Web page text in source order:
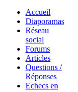
Accueil
Diaporamas
Réseau
social
Forums
Articles
Questions /
Réponses
Echecs en